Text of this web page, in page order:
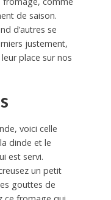
de saison.
d’autres se
justement,
place sur nos
voici celle
dinde et le
est servi.
un petit
gouttes de